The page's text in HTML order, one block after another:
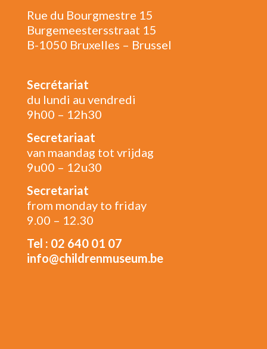
Rue du Bourgmestre 15
Burgemeestersstraat 15
B-1050 Bruxelles – Brussel
Secrétariat
du lundi au vendredi
9h00 – 12h30
Secretariaat
van maandag tot vrijdag
9u00 – 12u30
Secretariat
from monday to friday
9.00 – 12.30
Tel : 02 640 01 07
info@childrenmuseum.be